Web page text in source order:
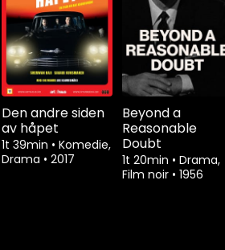
Den andre siden
av håpet
1t 39min • Komedie,
Drama • 2017
Beyond a
Reasonable
Doubt
1t 20min • Drama,
Film noir • 1956